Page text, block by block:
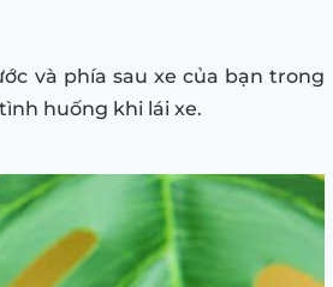
và phía sau xe của bạn trong
huống khi lái xe.